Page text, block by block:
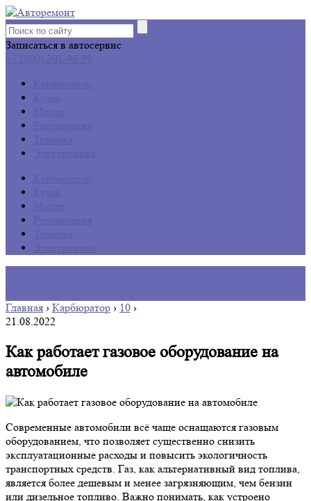
Записаться в автосервис
Главная › Карбюратор › 10 ›
21.08.2022
Как работает газовое оборудование на
автомобиле
Современные автомобили всё чаще оснащаются газовым
оборудованием, что позволяет существенно снизить
эксплуатационные расходы и повысить экологичность
транспортных средств. Газ, как альтернативный вид топлива,
является более дешевым и менее загрязняющим, чем бензин
или дизельное топливо. Важно понимать, как устроено